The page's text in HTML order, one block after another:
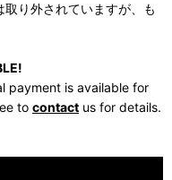
り外されていますが、も
payment is available for
to contact us for details.